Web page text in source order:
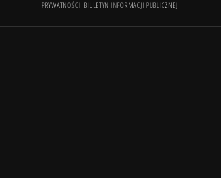
PRYWATNOŚCI BIULETYN INFORMACJI PUBLICZNEJ